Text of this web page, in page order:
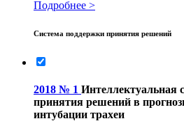
Подробнее >
Система поддержки принятия решений
2018 № 1 Интеллектуальная
принятия решений в
интубации трахеи